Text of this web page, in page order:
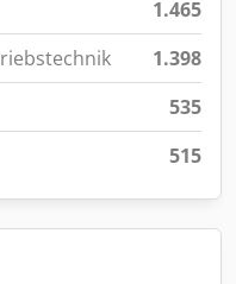
1.465
1.398
535
515